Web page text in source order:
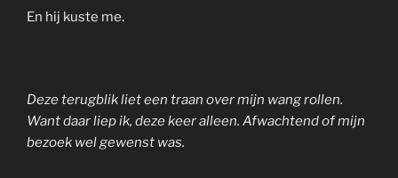
En hij kuste me.
Deze terugblik liet een traan over mijn wang rollen.
Want daar liep ik, deze keer alleen. Afwachtend of mijn
bezoek wel gewenst was.